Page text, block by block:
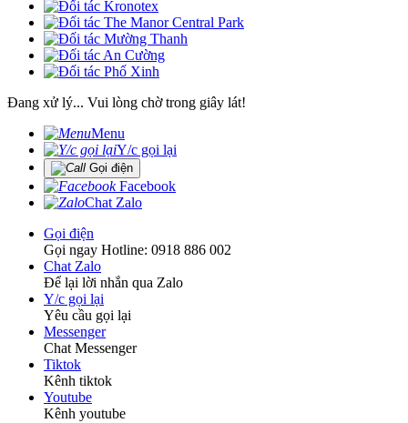
Đang xử lý... Vui lòng chờ trong giây lát!
Menu
Y/c gọi lại
Gọi điện
Facebook
Chat Zalo
Gọi điện
Gọi ngay Hotline: 0918 886 002
Chat Zalo
Để lại lời nhắn qua Zalo
Y/c gọi lại
Yêu cầu gọi lại
Messenger
Chat Messenger
Tiktok
Kênh tiktok
Youtube
Kênh youtube